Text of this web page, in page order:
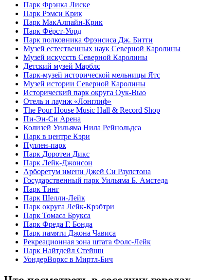
Парк Фрэнка Лиске
Парк Рэмси Крик
Парк МакАлпайн-Крик
Парк Фёрст-Уорд
Парк полковника Фрэнсиса Дж. Битти
Музей естественных наук Северной Каролины
Музей искусств Северной Каролины
Детский музей Марблс
Парк-музей исторической мельницы Ятс
Музей истории Северной Каролины
Исторический парк округа Оук-Вью
Отель и лаунж «Лонглиф»
The Pour House Music Hall & Record Shop
Пи-Эн-Си Арена
Колизей Уильяма Нила Рейнольдса
Парк в центре Кэри
Пуллен-парк
Парк Доротеи Дикс
Парк Лейк-Джонсон
Арборетум имени Джей Си Раулстона
Государственный парк Уильяма Б. Амстеда
Парк Тинг
Парк Шелли-Лейк
Парк округа Лейк-Крэбтри
Парк Томаса Брукса
Парк Фреда Г. Бонда
Парк памяти Джона Чависа
Рекреационная зона штата Фолс-Лейк
Парк Найтдейл Стейшн
УондерВоркс в Миртл-Бич